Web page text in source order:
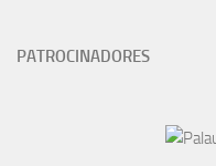
PATROCINADORES